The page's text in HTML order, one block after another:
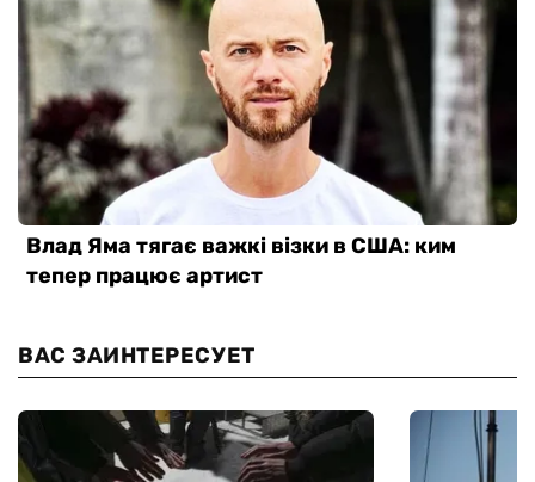
ВАС ЗАИНТЕРЕСУЕТ